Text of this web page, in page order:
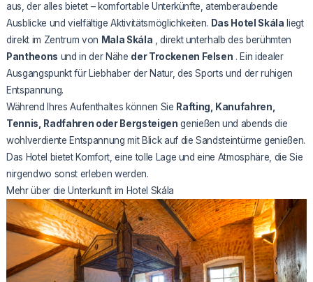
aus, der alles bietet – komfortable Unterkünfte, atemberaubende
Ausblicke und vielfältige Aktivitätsmöglichkeiten. Das Hotel Skála liegt
direkt im Zentrum von Mala Skála , direkt unterhalb des berühmten
Pantheons und in der Nähe der Trockenen Felsen . Ein idealer
Ausgangspunkt für Liebhaber der Natur, des Sports und der ruhigen
Entspannung.
Während Ihres Aufenthaltes können Sie Rafting, Kanufahren,
Tennis, Radfahren oder Bergsteigen genießen und abends die
wohlverdiente Entspannung mit Blick auf die Sandsteintürme genießen.
Das Hotel bietet Komfort, eine tolle Lage und eine Atmosphäre, die Sie
nirgendwo sonst erleben werden.
Mehr über die Unterkunft im Hotel Skála